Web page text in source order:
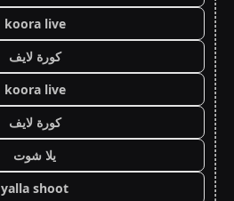
koora live
كورة لايف
koora live
كورة لايف
يلا شوت
yalla shoot